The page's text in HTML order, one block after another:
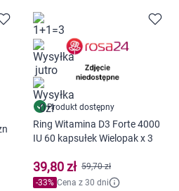
Produkt dostępny
Ring Witamina D3 Forte 4000
IU 60 kapsułek Wielopak x 3
39,80 zł 59,70 zł
-33% Cena z 30 dni